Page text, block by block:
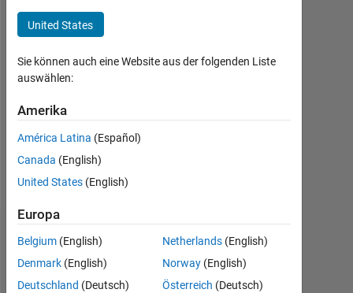
Followers:
Following:
Follow
Nachricht
Dashboard
Statistik
United States
Sie können auch eine Website aus der folgenden Liste
auswählen:
Amerika
América Latina (Español)
Canada (English)
United States (English)
Europa
Belgium (English)
Denmark (English)
Deutschland (Deutsch)
Netherlands (English)
Norway (English)
Österreich (Deutsch)